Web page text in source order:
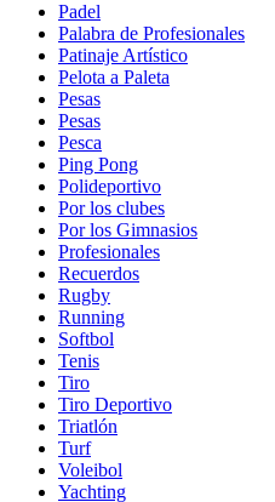
Padel
Palabra de Profesionales
Patinaje Artístico
Pelota a Paleta
Pesas
Pesas
Pesca
Ping Pong
Polideportivo
Por los clubes
Por los Gimnasios
Profesionales
Recuerdos
Rugby
Running
Softbol
Tenis
Tiro
Tiro Deportivo
Triatlón
Turf
Voleibol
Yachting